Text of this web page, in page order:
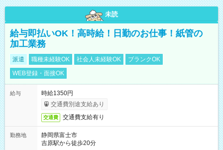
未読
給与即払いOK！高時給！日勤のお仕事！紙管の
加工業務
派遣 職種未経験OK 社会人未経験OK
ブランクOK
WEB登録・面接OK
給与
時給1350円
交通費別途支給あり
交通費 交通費支給有り
勤務地
静岡県富士市
吉原駅から徒歩20分